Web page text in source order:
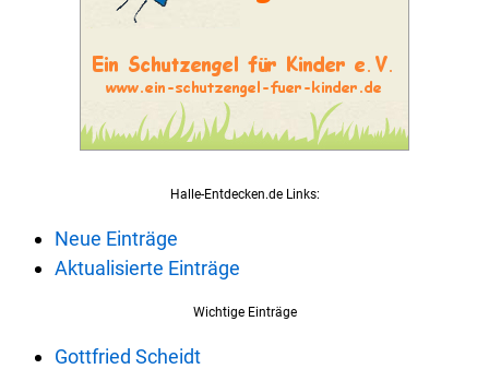
Halle-Entdecken.de Links:
Neue Einträge
Aktualisierte Einträge
Wichtige Einträge
Gottfried Scheidt